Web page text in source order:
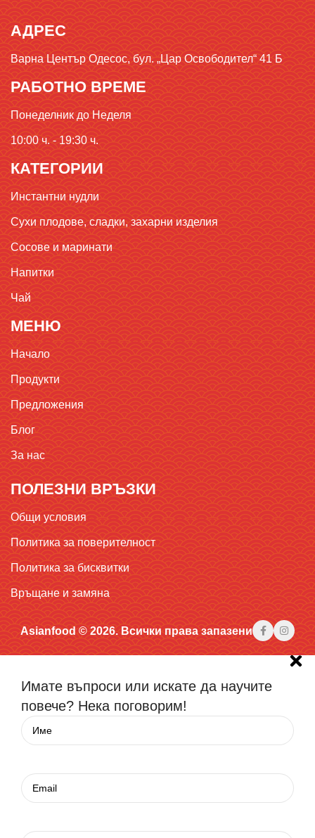
АДРЕС
Варна Център Одесос, бул. „Цар Освободител“ 41 Б
РАБОТНО ВРЕМЕ
Понеделник до Неделя
10:00 ч. - 19:30 ч.
КАТЕГОРИИ
Инстантни нудли
Сухи плодове, сладки, захарни изделия
Сосове и маринати
Напитки
Чай
МЕНЮ
Начало
Продукти
Предложения
Блог
За нас
ПОЛЕЗНИ ВРЪЗКИ
Общи условия
Политика за поверителност
Политика за бисквитки
Връщане и замяна
Asianfood © 2026. Всички права запазени
Имате въпроси или искате да научите
повече? Нека поговорим!